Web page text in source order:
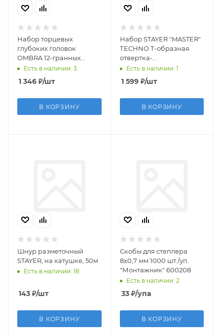
Набор торцевых
глубоких головок
OMBRA 12-гранных
1/4"DR на держателе,
SAE 3/16"--9/16", 10
предметов
Есть в наличии: 3
1 346 ₽/шт
В КОРЗИНУ
Набор STAYER ″MASTER″
ТECHNO Т-образная
отвертка-
битодержатель с
насадками (43
предмета) (ТВС)
Есть в наличии: 1
1 599₽/шт
В КОРЗИНУ
Шнур разметочный
STAYER, на катушке, 50м
Есть в наличии: 18
143 ₽/шт
В КОРЗИНУ
Cкобы для степлера
8x0,7 мм 1000 шт./уп.
"Монтажник" 600208
Есть в наличии: 2
33₽/упа
В КОРЗИНУ